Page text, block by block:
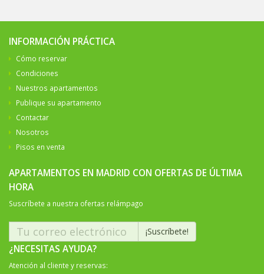
INFORMACIÓN PRÁCTICA
Cómo reservar
Condiciones
Nuestros apartamentos
Publique su apartamento
Contactar
Nosotros
Pisos en venta
APARTAMENTOS EN MADRID CON OFERTAS DE ÚLTIMA
HORA
Suscríbete a nuestra ofertas relámpago
¿NECESITAS AYUDA?
Atención al cliente y reservas: